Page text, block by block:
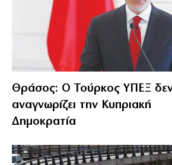
Θράσος: Ο Τούρκος ΥΠΕΞ
αναγνωρίζει την Κυπριακή
Δημοκρατία